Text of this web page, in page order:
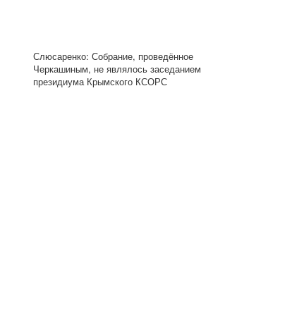
Слюсаренко: Собрание, проведённое
Черкашиным, не являлось заседанием
президиума Крымского КСОРС